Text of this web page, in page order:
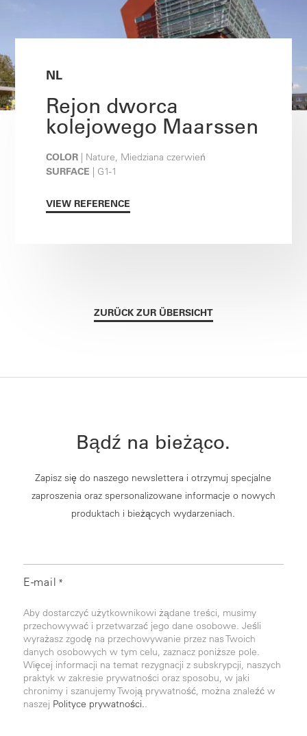
NL
Rejon dworca
kolejowego Maarssen
COLOR | Nature, Miedziana czerwień
SURFACE | G1-1
VIEW REFERENCE
ZURÜCK ZUR ÜBERSICHT
Bądź na bieżąco.
Zapisz się do naszego newslettera i otrzymuj specjalne
zaproszenia oraz spersonalizowane informacje o nowych
produktach i bieżących wydarzeniach.
E-mail *
Aby dostarczyć użytkownikowi żądane treści, musimy
przechowywać i przetwarzać jego dane osobowe. Jeśli
wyrażasz zgodę na przechowywanie przez nas Twoich
danych osobowych w tym celu, zaznacz poniższe pole.
Więcej informacji na temat rezygnacji z subskrypcji, naszych
praktyk w zakresie prywatności oraz sposobu, w jaki
chronimy i szanujemy Twoją prywatność, można znaleźć w
naszej Polityce prywatności..